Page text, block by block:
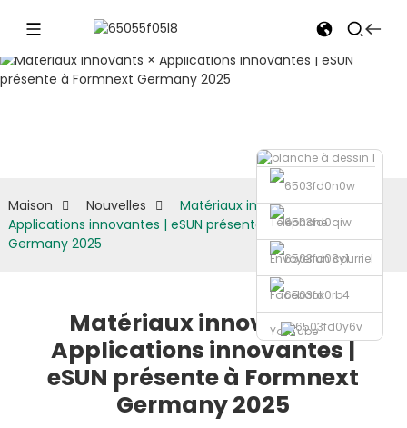
Téléphone
Envoyer un courriel
Facebook
YouTube
Maison Nouvelles
Matériaux innovants ×
Applications innovantes | eSUN présente à Formnext
Germany 2025
Matériaux innovants ×
Applications innovantes |
eSUN présente à Formnext
Germany 2025